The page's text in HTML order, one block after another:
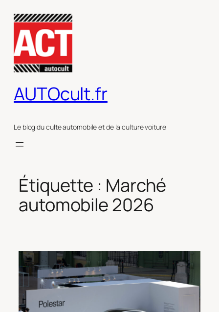
contenu
AUTOcult.fr
Le blog du culte automobile et de la culture voiture
Étiquette : Marché
automobile 2026